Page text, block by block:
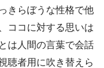
きらぼうな性格で他
ココに対する思いは
は人間の言葉で会話
聴者用に吹き替えら